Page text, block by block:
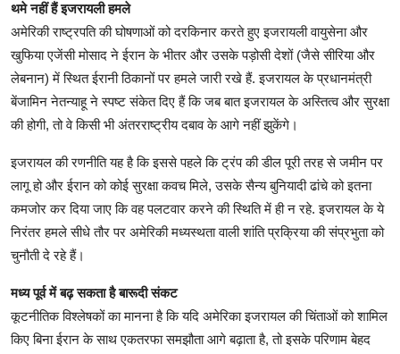
थमे नहीं हैं इजरायली हमले
अमेरिकी राष्ट्रपति की घोषणाओं को दरकिनार करते हुए इजरायली वायुसेना और
खुफिया एजेंसी मोसाद ने ईरान के भीतर और उसके पड़ोसी देशों (जैसे सीरिया और
लेबनान) में स्थित ईरानी ठिकानों पर हमले जारी रखे हैं. इजरायल के प्रधानमंत्री
बेंजामिन नेतन्याहू ने स्पष्ट संकेत दिए हैं कि जब बात इजरायल के अस्तित्व और सुरक्षा
की होगी, तो वे किसी भी अंतरराष्ट्रीय दबाव के आगे नहीं झुकेंगे।
इजरायल की रणनीति यह है कि इससे पहले कि ट्रंप की डील पूरी तरह से जमीन पर
लागू हो और ईरान को कोई सुरक्षा कवच मिले, उसके सैन्य बुनियादी ढांचे को इतना
कमजोर कर दिया जाए कि वह पलटवार करने की स्थिति में ही न रहे. इजरायल के ये
निरंतर हमले सीधे तौर पर अमेरिकी मध्यस्थता वाली शांति प्रक्रिया की संप्रभुता को
चुनौती दे रहे हैं।
मध्य पूर्व में बढ़ सकता है बारूदी संकट
कूटनीतिक विश्लेषकों का मानना है कि यदि अमेरिका इजरायल की चिंताओं को शामिल
किए बिना ईरान के साथ एकतरफा समझौता आगे बढ़ाता है, तो इसके परिणाम बेहद